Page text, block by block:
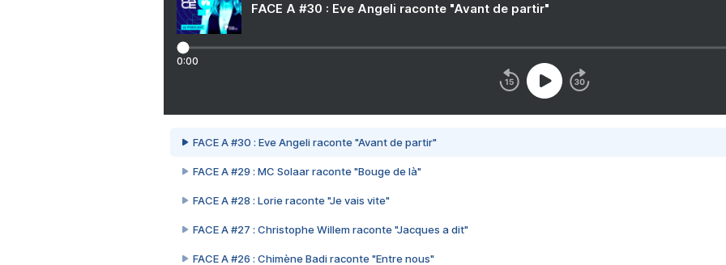
FACE A #30 : Eve Angeli raconte "Avant de partir"
0:00
FACE A #30 : Eve Angeli raconte "Avant de partir"
FACE A #29 : MC Solaar raconte "Bouge de là"
FACE A #28 : Lorie raconte "Je vais vite"
FACE A #27 : Christophe Willem raconte "Jacques a dit"
FACE A #26 : Chimène Badi raconte "Entre nous"